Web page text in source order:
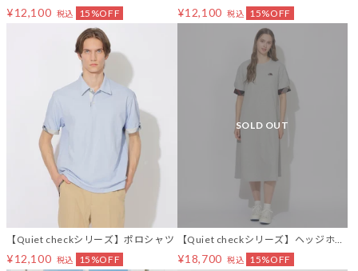
¥12,100 税込 15%OFF ¥12,100 税込 15%OFF
【Quiet checkシリーズ】ポロシャツ
¥12,100 税込 15%OFF
SOLD OUT
【Quiet checkシリーズ】ヘッジホッ
グTワンピース
¥18,700 税込 15%OFF